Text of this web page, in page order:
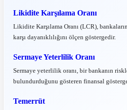
Likidite Karşılama Oranı
Likidite Karşılama Oranı (LCR),
karşı dayanıklılığını ölçen göstergedir.
Sermaye Yeterlilik Oranı
Sermaye yeterlilik oranı, bir bankanın
bulundurduğunu gösteren finansal
Temerrüt